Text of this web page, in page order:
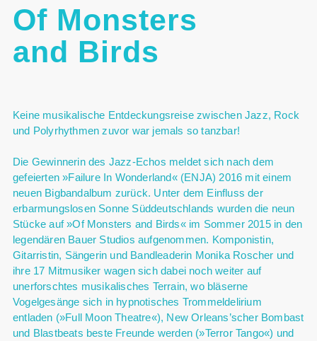
Of Monsters
and Birds
Keine musikalische Entdeckungsreise zwischen Jazz, Rock
und Polyrhythmen zuvor war jemals so tanzbar!
Die Gewinnerin des Jazz-Echos meldet sich nach dem
gefeierten »Failure In Wonderland« (ENJA) 2016 mit einem
neuen Bigbandalbum zurück. Unter dem Einfluss der
erbarmungslosen Sonne Süddeutschlands wurden die neun
Stücke auf »Of Monsters and Birds« im Sommer 2015 in den
legendären Bauer Studios aufgenommen. Komponistin,
Gitarristin, Sängerin und Bandleaderin Monika Roscher und
ihre 17 Mitmusiker wagen sich dabei noch weiter auf
unerforschtes musikalisches Terrain, wo bläserne
Vogelgesänge sich in hypnotisches Trommeldelirium
entladen (»Full Moon Theatre«), New Orleans’scher Bombast
und Blastbeats beste Freunde werden (»Terror Tango«) und